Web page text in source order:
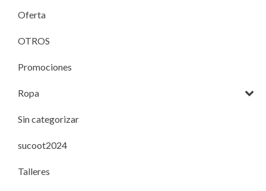
Oferta
OTROS
Promociones
Ropa
Sin categorizar
sucoot2024
Talleres